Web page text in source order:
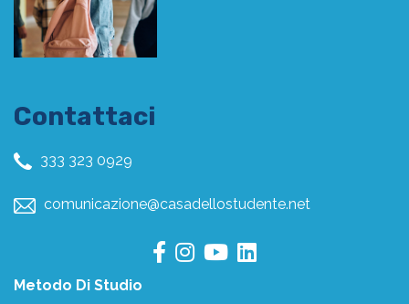
Contattaci
333 323 0929
comunicazione@casadellostudente.net
Metodo Di Studio